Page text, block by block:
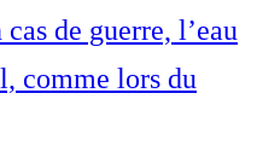
de guerre, l’eau
comme lors du